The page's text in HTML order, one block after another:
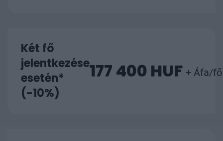
Két fő
jelentkezése
esetén*
(-10%)
177 400 HUF + Áfa/fő